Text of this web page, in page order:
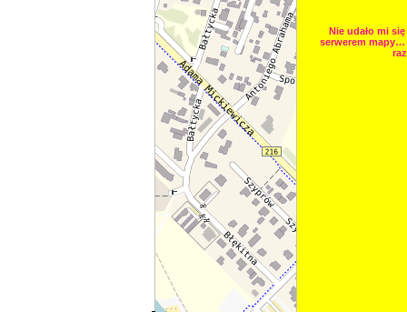
Nie udało mi
serwerem mapy…